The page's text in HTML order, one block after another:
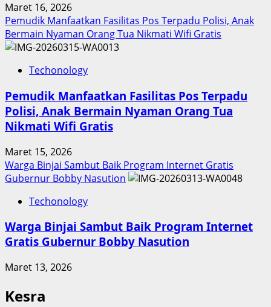
Maret 16, 2026
Pemudik Manfaatkan Fasilitas Pos Terpadu Polisi, Anak
Bermain Nyaman Orang Tua Nikmati Wifi Gratis
Techonology
Pemudik Manfaatkan Fasilitas Pos Terpadu
Polisi, Anak Bermain Nyaman Orang Tua
Nikmati Wifi Gratis
Maret 15, 2026
Warga Binjai Sambut Baik Program Internet Gratis
Gubernur Bobby Nasution
Techonology
Warga Binjai Sambut Baik Program Internet
Gratis Gubernur Bobby Nasution
Maret 13, 2026
Kesra